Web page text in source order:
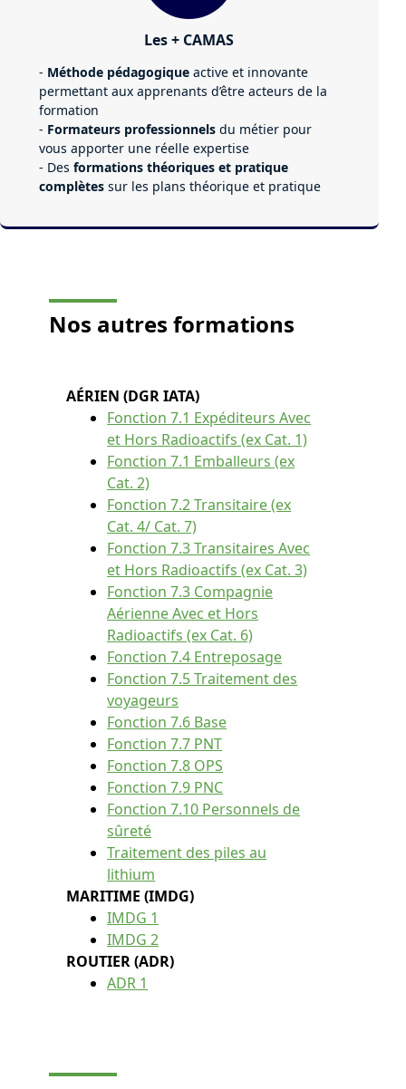
Les + CAMAS
- Méthode pédagogiqueactive et innovante
permettant aux apprenants d’être acteurs de la
formation
- Formateurs professionnelsdu métier pour
vous apporter une réelle expertise
- Des formations théoriques et pratique
complètessur les plans théorique et pratique
Nos autresformations
AÉRIEN (DGR IATA)
Fonction 7.1 Expéditeurs Avec
et Hors Radioactifs (ex Cat. 1)
Fonction 7.1 Emballeurs (ex
Cat. 2)
Fonction 7.2 Transitaire (ex
Cat. 4/ Cat. 7)
Fonction 7.3 Transitaires Avec
et Hors Radioactifs (ex Cat. 3)
Fonction 7.3 Compagnie
Aérienne Avec et Hors
Radioactifs (ex Cat. 6)
Fonction 7.4 Entreposage
Fonction 7.5 Traitement des
voyageurs
Fonction 7.6 Base
Fonction 7.7 PNT
Fonction 7.8 OPS
Fonction 7.9 PNC
Fonction 7.10 Personnels de
sûreté
Traitement des piles au
lithium
MARITIME (IMDG)
IMDG 1
IMDG 2
ROUTIER (ADR)
ADR 1